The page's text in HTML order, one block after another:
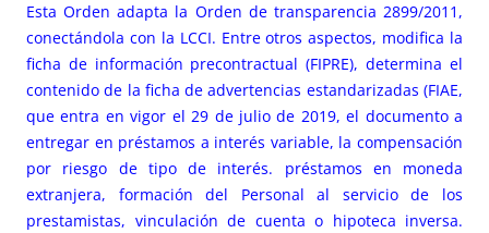
Esta Orden adapta la Orden de transparencia 2899/2011,
conectándola con la LCCI. Entre otros aspectos, modifica la
ficha de información precontractual (FIPRE), determina el
contenido de la ficha de advertencias estandarizadas (FIAE,
que entra en vigor el 29 de julio de 2019, el documento a
entregar en préstamos a interés variable, la compensación
por riesgo de tipo de interés. préstamos en moneda
extranjera, formación del Personal al servicio de los
prestamistas, vinculación de cuenta o hipoteca inversa.